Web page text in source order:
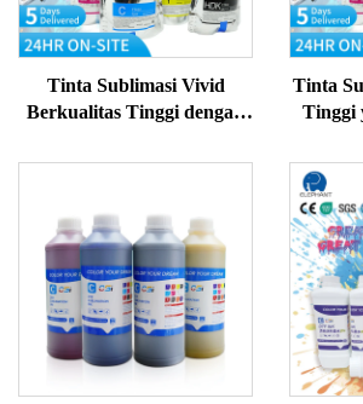
Tinta Sublimasi Vivid
Berkualitas Tinggi dengan
Color
Tinta
Tinggi
untuk